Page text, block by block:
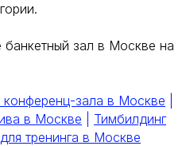
банкетный зал в Москве на
конференц-зала в Москве
в Москве
Тимбилдинг
тренинга в Москве